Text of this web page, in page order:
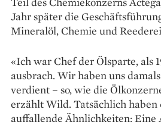
Jahr später die
Mineralöl, Chemie und
«Ich war Chef der Ölsparte, als
ausbrach. Wir haben uns
verdient – so, wie die
erzählt Wild. Tatsächlich haben
auffallende Ähnlichkeiten: Eine